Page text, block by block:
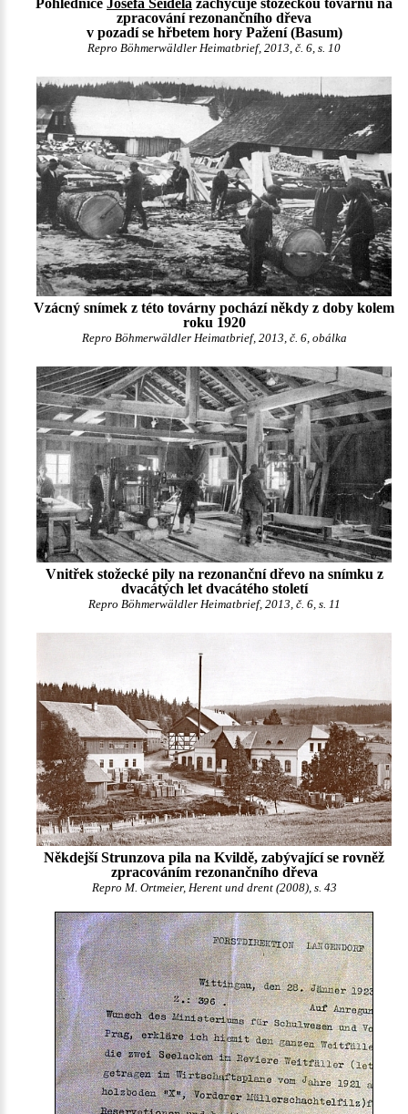
zpracování rezonančního dřeva
v pozadí se hřbetem hory Pažení (Basum)
Repro Böhmerwäldler Heimatbrief, 2013, č. 6, s. 10
Vzácný snímek z této továrny pochází někdy z doby kolem
roku 1920
Repro Böhmerwäldler Heimatbrief, 2013, č. 6, obálka
Vnitřek stožecké pily na rezonanční dřevo na snímku z
dvacátých let dvacátého století
Repro Böhmerwäldler Heimatbrief, 2013, č. 6, s. 11
Někdejší Strunzova pila na Kvildě, zabývající se rovněž
zpracováním rezonančního dřeva
Repro M. Ortmeier, Herent und drent (2008), s. 43